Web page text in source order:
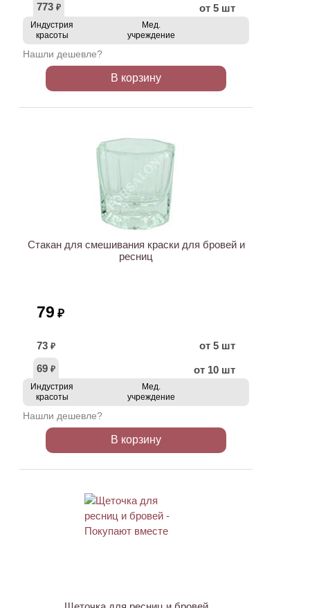
773 ₽ от 5 шт
Индустрия
красоты
Мед.
учреждение
Нашли дешевле?
В корзину
Стакан для смешивания краски для бровей и
ресниц
79 ₽
73 ₽
от 5 шт
69 ₽ от 10 шт
Индустрия
красоты
Мед.
учреждение
Нашли дешевле?
В корзину